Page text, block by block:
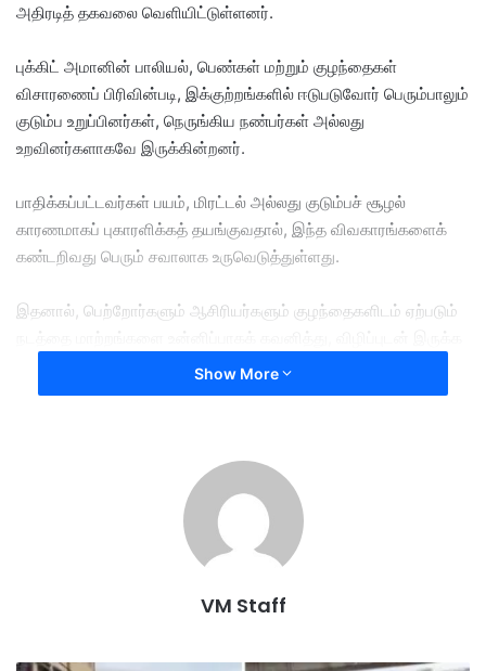
அதிரடித் தகவலை வெளியிட்டுள்ளனர்.
புக்கிட் அமானின் பாலியல், பெண்கள் மற்றும் குழந்தைகள்
விசாரணைப் பிரிவின்படி, இக்குற்றங்களில் ஈடுபடுவோர் பெரும்பாலும்
குடும்ப உறுப்பினர்கள், நெருங்கிய நண்பர்கள் அல்லது
உறவினர்களாகவே இருக்கின்றனர்.
பாதிக்கப்பட்டவர்கள் பயம், மிரட்டல் அல்லது குடும்பச் சூழல்
காரணமாகப் புகாரளிக்கத் தயங்குவதால், இந்த விவகாரங்களைக்
கண்டறிவது பெரும் சவாலாக உருவெடுத்துள்ளது.
​இதனால், பெற்றோர்களும் ஆசிரியர்களும் குழந்தைகளிடம் ஏற்படும்
வேண்டும் என போலீஸார் வலியுறுத்துகின்றனர்.
தயக்கமின்றி உடனடியாகப் புகார் அளிக்க வேண்டும் என புக்கிட்
அமான் கேட்டுக் கொண்டுள்ளது.
Alarming by
Individuals
say sexual statistic trusted
Show More
VM Staff